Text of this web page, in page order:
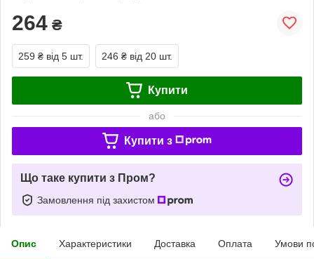
264 ₴
259 ₴ від 5 шт. 246 ₴ від 20 шт.
Купити
або
Купити з
Що таке купити з Пром?
Замовлення під захистом
Опис Характеристики Доставка Оплата Умови